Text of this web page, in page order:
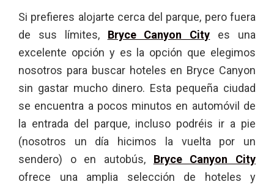
Si prefieres alojarte cerca del parque, pero fuera
de sus límites, Bryce Canyon City es una
excelente opción y es la opción que elegimos
nosotros para buscar hoteles en Bryce Canyon
sin gastar mucho dinero. Esta pequeña ciudad
se encuentra a pocos minutos en automóvil de
la entrada del parque, incluso podréis ir a pie
(nosotros un día hicimos la vuelta por un
sendero) o en autobús, Bryce Canyon City
ofrece una amplia selección de hoteles y